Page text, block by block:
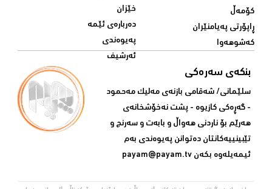
کۆمەڵ
ڕاپۆرتی پەیامنێران
کەشوهەوا
خێزان
دەربارەی ئێمە
پەیوەندی
ئەرشیف
بنکەی سەرەکی
سلێمانی/ شه‌قامی بازنه‌ی مه‌لیک مه‌حمود
- گه‌ڕه‌کی کازیوه‌ - پشت نه‌خۆشخانه‌ی‌
هه‌رێم بۆ ناردنی‌ هه‌واڵ و بابه‌ت و سه‌رنج و
تێبینییه‌كانتان ده‌توانن په‌یوه‌ندی‌ به‌م
ئیمه‌یله‌وه‌ بكه‌ن payam@payam.tv